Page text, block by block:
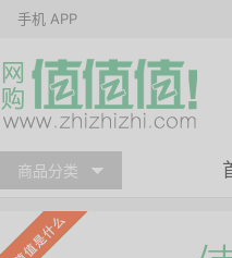
手机 APP
商品分类